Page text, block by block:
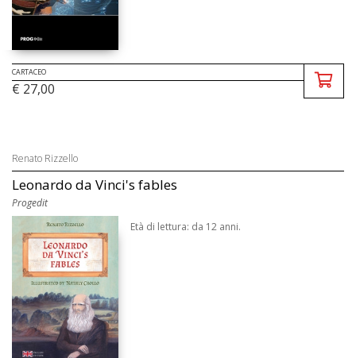
CARTACEO
€ 27,00
Renato Rizzello
Leonardo da Vinci's fables
Progedit
Età di lettura: da 12 anni.